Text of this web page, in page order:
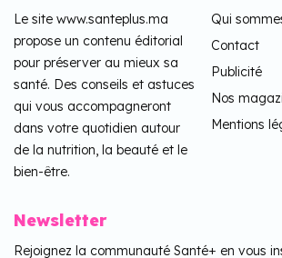
Le site www.santeplus.ma
propose un contenu éditorial
pour préserver au mieux sa
santé. Des conseils et astuces
qui vous accompagneront
dans votre quotidien autour
de la nutrition, la beauté et le
bien-être.
Qui
Contact
Publicité
Nos
Mentions
Newsletter
Rejoignez la communauté Santé+ en vous